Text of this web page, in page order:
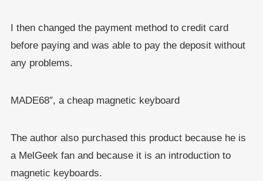
I then changed the payment method to credit card
before paying and was able to pay the deposit without
any problems.
MADE68″, a cheap magnetic keyboard
The author also purchased this product because he is
a MelGeek fan and because it is an introduction to
magnetic keyboards.